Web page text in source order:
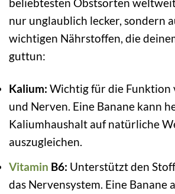
nur unglaublich lecker, sondern
wichtigen Nährstoffen, die
guttun:
Kalium: Wichtig für die Funktion
und Nerven. Eine Banane kann
Kaliumhaushalt auf natürliche
auszugleichen.
Vitamin B6: Unterstützt den
das Nervensystem. Eine Banane